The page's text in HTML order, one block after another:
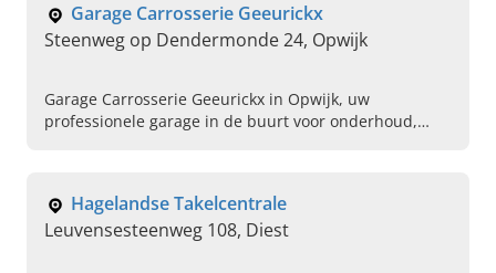
voitureGarage Carrosserie Geeurickx
Steenweg op Dendermonde 24, Opwijk
Garage Carrosserie Geeurickx in Opwijk, uw
professionele garage in de buurt voor onderhoud,
Hagelandse Takelcentrale
Leuvensesteenweg 108, Diest